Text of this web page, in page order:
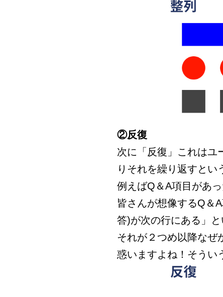
②反復
次に「反復」これはユ
りそれを繰り返すとい
例えばQ＆A項目があっ
皆さんが想像するQ＆
答)が次の行にある」と
それが２つめ以降な
惑いますよね！そうい